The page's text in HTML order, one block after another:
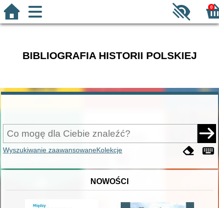
0
BIBLIOGRAFIA HISTORII POLSKIEJ
Wyszukiwanie zaawansowaneKolekcje
NOWOŚCI